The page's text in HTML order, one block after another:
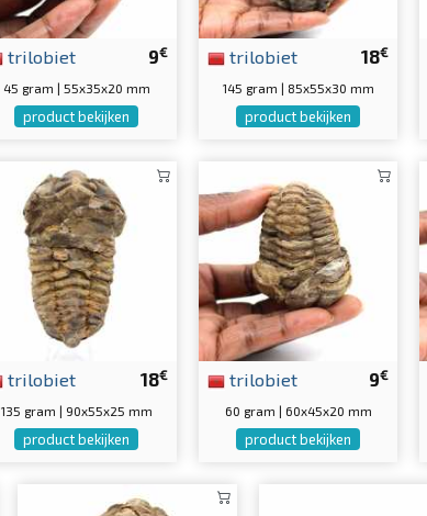
9€
trilobiet
45 gram | 55x35x20 mm
product bekijken
18€
trilobiet
145 gram | 85x55x30 mm
product bekijken
18€
trilobiet
135 gram | 90x55x25 mm
product bekijken
9€
trilobiet
60 gram | 60x45x20 mm
product bekijken